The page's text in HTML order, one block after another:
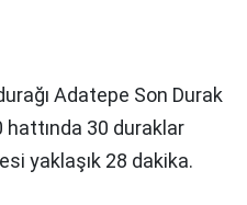
Adatepe Son Durak
hattında 30 duraklar
yaklaşık 28 dakika.